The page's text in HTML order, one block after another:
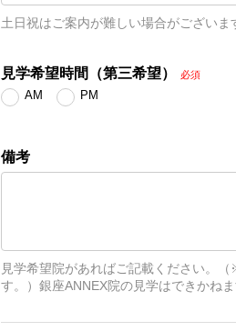
土日祝はご案内が難しい場合がございま
見学希望時間（第三希望） 必須
AM PM
備考
見学希望院があればご記載ください。
す。）銀座ANNEX院の見学はできかねま